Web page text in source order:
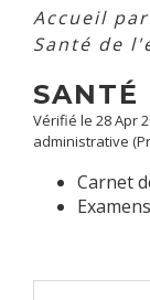
Accueil
Santé de
SANTÉ
Vérifié le 28 Apr
administrative
Carnet